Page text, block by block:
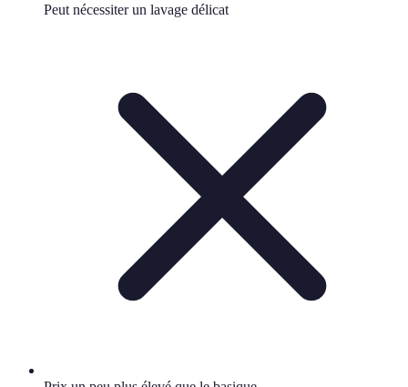
Peut nécessiter un lavage délicat